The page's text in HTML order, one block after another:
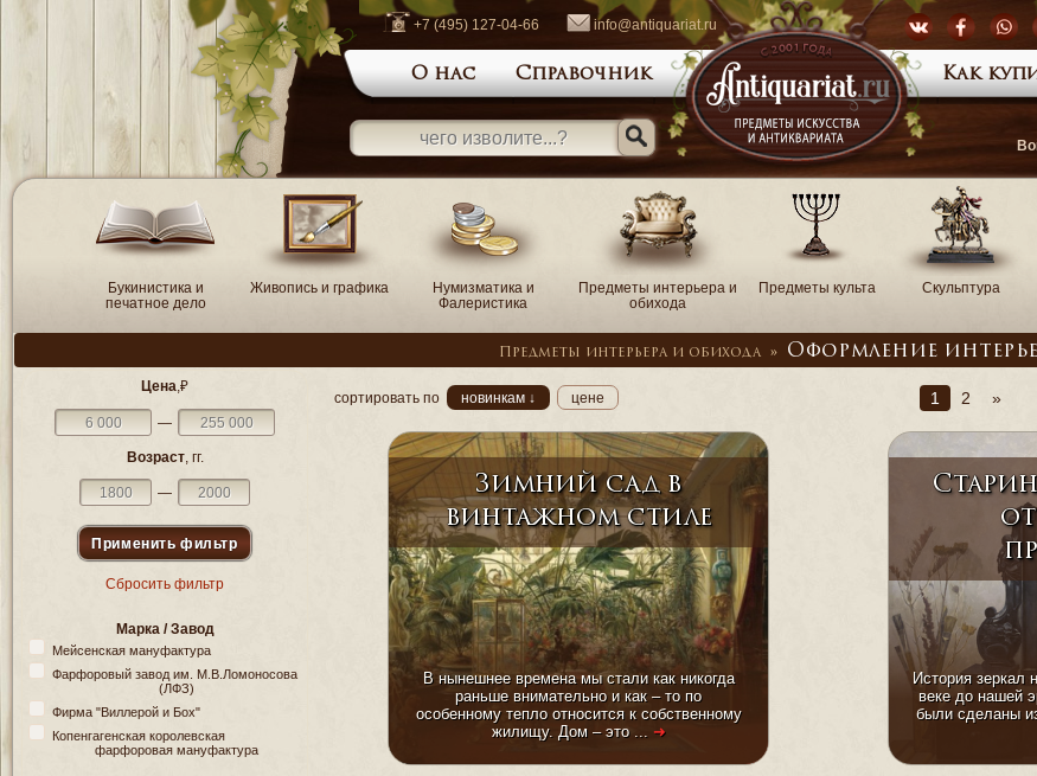
+7 (495) 127-04-66 info@antiquariat.ru
О нас Справочник Как
Букинистика и
печатное дело
Живопись и графика
Нумизматика и
Фалеристика
Предметы интерьера и
обихода
Предметы культа Скульптура
Предметы интерьера и обихода » Оформление
Цена ,₽
—
Возраст, гг.
—
Сбросить фильтр
Марка / Завод
Мейсенская мануфактура
Фарфоровый завод им. М.В.Ломоносова
(ЛФЗ)
Фирма "Виллерой и Бох"
Копенгагенская королевская
фарфоровая мануфактура
сортировать по новинкам ↓ цене 1 2 »
Зимний сад в
винтажном стиле
В нынешнее времена мы стали как никогда
раньше внимательно и как – то по
особенному тепло относится к собственному
жилищу. Дом – это ... ➜
История зеркал
веке до нашей
были сделаны